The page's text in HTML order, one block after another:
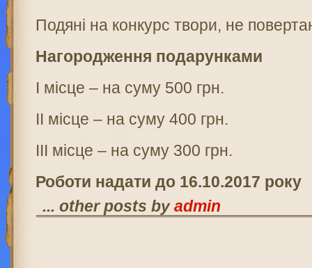
Подяні на конкурс твори, не
Нагородження подарунками
І місце – на суму 500 грн.
ІІ місце – на суму 400 грн.
ІІІ місце – на суму 300 грн.
Роботи надати до 16.10.2017 року
... other posts byadmin